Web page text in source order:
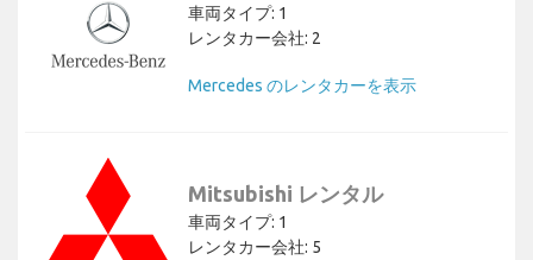
車両タイプ: 1
レンタカー会社: 2
Mercedes のレンタカーを表示
Mitsubishi レンタル
車両タイプ: 1
レンタカー会社: 5